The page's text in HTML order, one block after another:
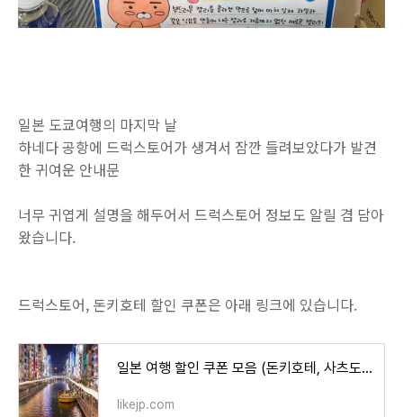
일본 도쿄여행의 마지막 날
하네다 공항에 드럭스토어가 생겨서 잠깐 들려보았다가 발견
한 귀여운 안내문
너무 귀엽게 설명을 해두어서 드럭스토어 정보도 알릴 겸 담아
왔습니다.
드럭스토어, 돈키호테 할인 쿠폰은 아래 링크에 있습니다.
일본 여행 할인 쿠폰 모음 (돈키호테, 사츠도라, 난바시티, 드럭일레븐, 빅카메라, 드럭스토어)
likejp.com